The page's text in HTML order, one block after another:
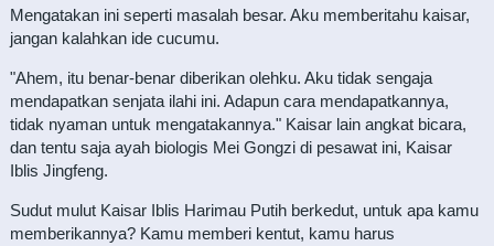
Mengatakan ini seperti masalah besar. Aku memberitahu kaisar,
jangan kalahkan ide cucumu.
"Ahem, itu benar-benar diberikan olehku. Aku tidak sengaja
mendapatkan senjata ilahi ini. Adapun cara mendapatkannya,
tidak nyaman untuk mengatakannya." Kaisar lain angkat bicara,
dan tentu saja ayah biologis Mei Gongzi di pesawat ini, Kaisar
Iblis Jingfeng.
Sudut mulut Kaisar Iblis Harimau Putih berkedut, untuk apa kamu
memberikannya? Kamu memberi kentut, kamu harus